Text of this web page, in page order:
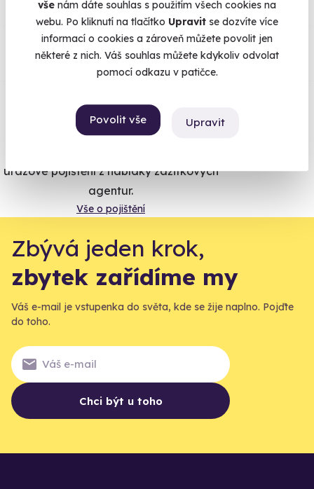
vše nám dáte souhlas s použitím všech cookies na
webu. Po kliknutí na tlačítko Upravit se dozvíte více
informací o cookies a zároveň můžete povolit jen
některé z nich. Váš souhlas můžete kdykoliv odvolat
pomocí odkazu v patičce.
Povolit vše Upravit
Co si o nás myslí
Zobraz ohlasy
Vše umíme pojistit
úrazové pojištění z nabídky zážitkových
agentur.
Vše o pojištění
Zbývá jeden krok,
zbytek zařídíme my
Váš e-mail je vstupenka do světa, kde se žije naplno. Pojďte
do toho.
Chci být u toho